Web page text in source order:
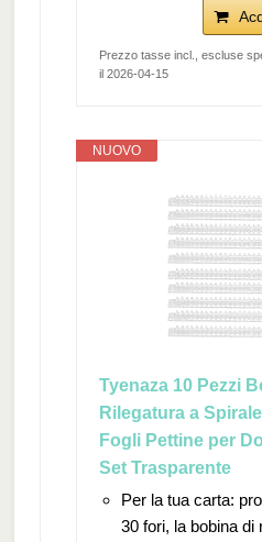
Prezzo tasse incl., escluse
il 2026-04-15
NUOVO
Tyenaza 10 Pezzi
Rilegatura a
Fogli Pettine per
Set Trasparente
Per la tua carta:
30 fori, la bobina di